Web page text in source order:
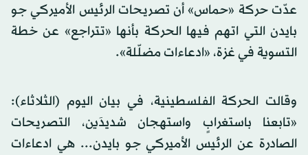
عدّت حركة «حماس» أن تصريحات الرئيس الأميركي جو
بايدن التي اتهم فيها الحركة بأنها «تتراجع» عن خطة
التسوية في غزة، «ادعاءات مضلّلة».
وقالت الحركة الفلسطينية، في بيان اليوم (الثلاثاء):
«تابعنا باستغرابٍ واستهجان شديدَين، التصريحات
الصادرة عن الرئيس الأميركي جو بايدن... هي ادعاءات